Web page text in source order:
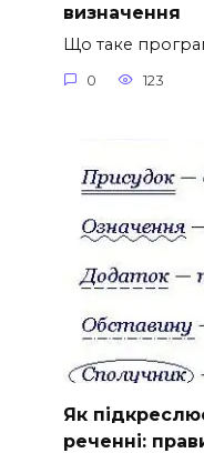
визначення
Що таке
0 123
Як
реченні: